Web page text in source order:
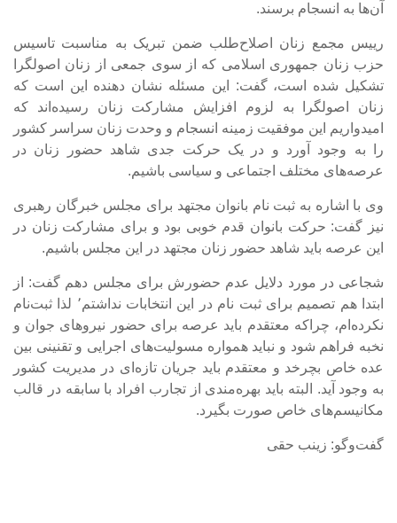
آن‌ها به انسجام برسند.
رییس مجمع زنان اصلاح‌طلب ضمن تبریک به مناسبت تاسیس
حزب زنان جمهوری اسلامی که از سوی جمعی از زنان اصولگرا
تشکیل شده است، گفت: این مسئله نشان دهنده این است که
زنان اصولگرا به لزوم افزایش مشارکت زنان رسیده‌اند که
امیدواریم این موفقیت زمینه انسجام و وحدت زنان سراسر کشور
را به وجود آورد و در یک حرکت جدی شاهد حضور زنان در
عرصه‌های مختلف اجتماعی و سیاسی باشیم.
وی با اشاره به ثبت نام بانوان مجتهد برای مجلس خبرگان رهبری
نیز گفت: حرکت بانوان قدم خوبی بود و برای مشارکت زنان در
این عرصه باید شاهد حضور زنان مجتهد در این مجلس باشیم.
شجاعی در مورد دلایل عدم حضورش برای مجلس دهم گفت: از
ابتدا هم تصمیم برای ثبت نام در این انتخابات نداشتم٬ لذا ثبت‌نام
نکرده‌ام، چراکه معتقدم باید عرصه برای حضور نیروهای جوان و
نخبه فراهم شود و نباید همواره مسولیت‌های اجرایی و تقنینی بین
عده خاص بچرخد و معتقدم باید جریان تازه‌ای در مدیریت کشور
به وجود آید. البته باید بهره‌مندی از تجارب افراد با سابقه در قالب
مکانیسم‌های خاص صورت بگیرد.
گفت‌و‌گو: زینب حقی